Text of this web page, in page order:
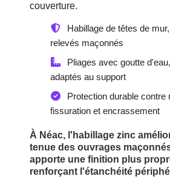
couverture.
Habillage de têtes de
relevés maçonnés
Pliages avec goutte
adaptés au support
Protection durable contre
fissuration et encrassement
À Néac, l'habillage zinc
tenue des ouvrages maçonnés
apporte une finition plus
renforçant l'étanchéité